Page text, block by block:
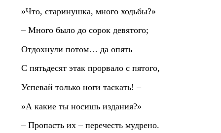
»Что, старинушка, много ходьбы?»
– Много было до сорок девятого;
Отдохнули потом… да опять
С пятьдесят этак прорвало с пятого,
Успевай только ноги таскать! –
»А какие ты носишь издания?»
– Пропасть их – перечесть мудрено.